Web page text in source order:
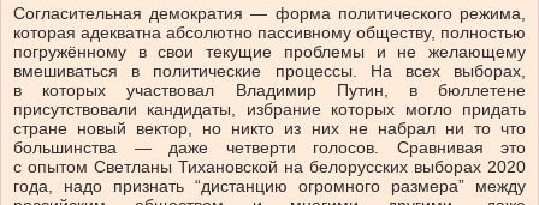
Согласительная демократия — форма политического режима,
которая адекватна абсолютно пассивному обществу, полностью
погружённому в свои текущие проблемы и не желающему
вмешиваться в политические процессы. На всех выборах,
в которых участвовал Владимир Путин, в бюллетене
присутствовали кандидаты, избрание которых могло придать
стране новый вектор, но никто из них не набрал ни то что
большинства — даже четверти голосов. Сравнивая это
с опытом Светланы Тихановской на белорусских выборах 2020
года, надо признать “дистанцию огромного размера” между